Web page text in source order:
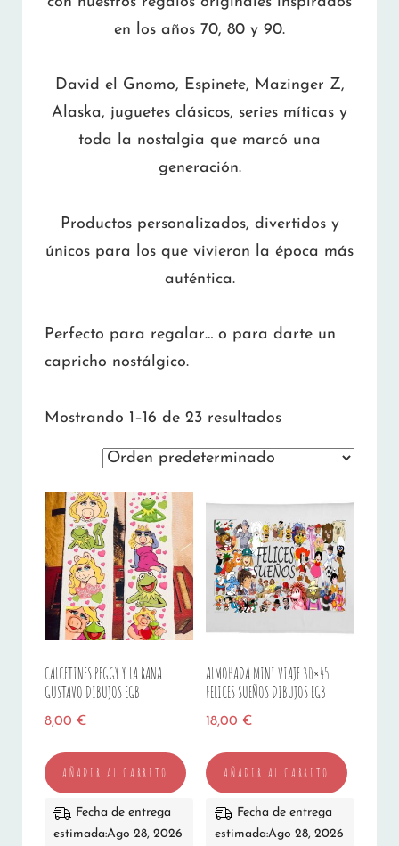
en los años 70, 80 y 90.
David el Gnomo, Espinete, Mazinger Z,
Alaska, juguetes clásicos, series míticas y
toda la nostalgia que marcó una
generación.
Productos personalizados, divertidos y
únicos para los que vivieron la época más
auténtica.
Perfecto para regalar… o para darte un
capricho nostálgico.
Mostrando 1–16 de 23 resultados
CALCETINES PEGGY Y LA RANA
GUSTAVO DIBUJOS EGB
8,00 €
AÑADIR AL CARRITO
Fecha de entrega
estimada:Ago 28, 2026
ALMOHADA MINI VIAJE 30×45
FELICES SUEÑOS DIBUJOS EGB
18,00 €
AÑADIR AL CARRITO
Fecha de entrega
estimada:Ago 28, 2026